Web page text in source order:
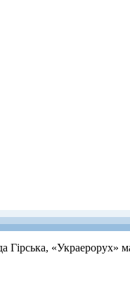
Гірська, «Украерорух»